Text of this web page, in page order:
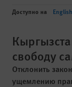
Доступно на English
свободу
Отклонить
ущемлению